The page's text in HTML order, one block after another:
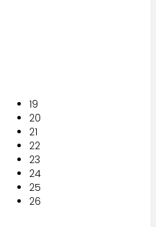
19
20
21
22
23
24
25
26